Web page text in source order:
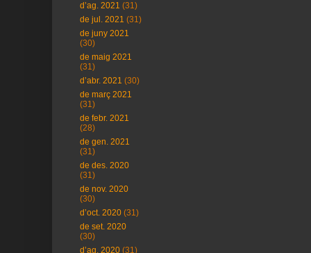
d’ag. 2021 (31)
de jul. 2021 (31)
de juny 2021
(30)
de maig 2021
(31)
d’abr. 2021 (30)
de març 2021
(31)
de febr. 2021
(28)
de gen. 2021
(31)
de des. 2020
(31)
de nov. 2020
(30)
d’oct. 2020 (31)
de set. 2020
(30)
d’ag. 2020 (31)